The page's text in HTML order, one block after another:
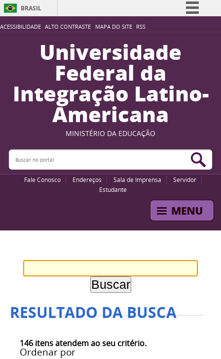
ACESSIBILIDADE ALTO CONTRASTE MAPA DO SITE RSS
BRASIL
Simplifique!
Participe
Acesso à informação
Legislação
Canais
Universidade
Federal da
Integração Latino-
Americana
MINISTÉRIO DA EDUCAÇÃO
Buscar no portal
Fale Conosco Endereços Sala de Imprensa
Servidor
Estudante
RESULTADO DA BUSCA
146 itens atendem ao seu critério.
Ordenar por